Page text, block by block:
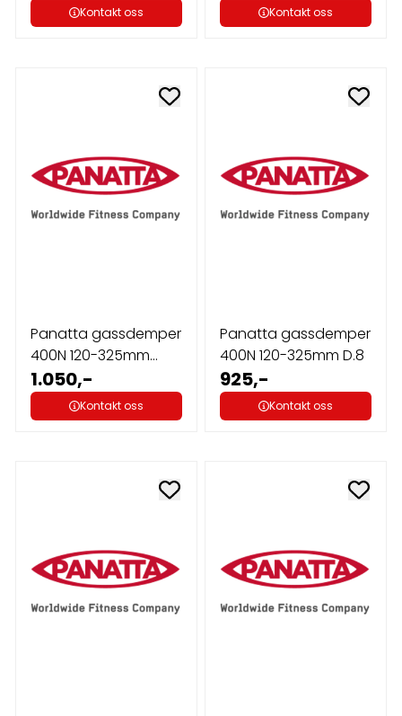
Kontakt oss Kontakt oss
Panatta gassdemper
400N 120-325mm
D.6mm
1.050,-
Kontakt oss
Panatta gassdemper
400N 120-325mm D.8
925,-
Kontakt oss